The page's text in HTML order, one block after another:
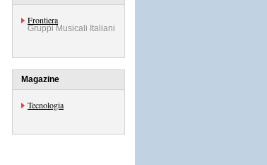
Frontiera
Gruppi Musicali Italiani
Magazine
Tecnologia